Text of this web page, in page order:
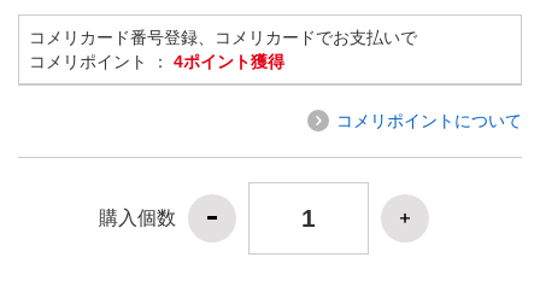
コメリカード番号登録、コメリカードでお支払いで
コメリポイント ： 4ポイント獲得
コメリポイントについて
購入個数